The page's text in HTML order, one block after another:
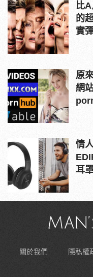
比A
的
實
原
網
情
耳
關於我們 隱私權